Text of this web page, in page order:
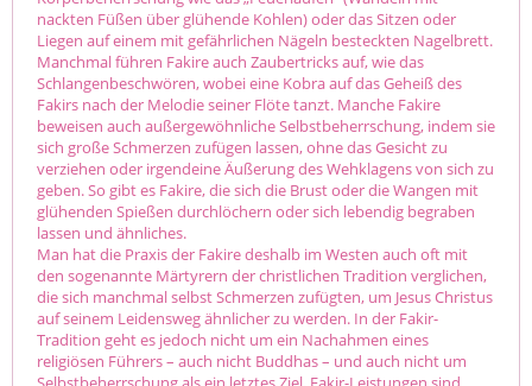
nackten Füßen über glühende Kohlen) oder das Sitzen oder
Liegen auf einem mit gefährlichen Nägeln besteckten Nagelbrett.
Manchmal führen Fakire auch Zaubertricks auf, wie das
Schlangenbeschwören, wobei eine Kobra auf das Geheiß des
Fakirs nach der Melodie seiner Flöte tanzt. Manche Fakire
beweisen auch außergewöhnliche Selbstbeherrschung, indem sie
sich große Schmerzen zufügen lassen, ohne das Gesicht zu
verziehen oder irgendeine Äußerung des Wehklagens von sich zu
geben. So gibt es Fakire, die sich die Brust oder die Wangen mit
glühenden Spießen durchlöchern oder sich lebendig begraben
lassen und ähnliches.
Man hat die Praxis der Fakire deshalb im Westen auch oft mit
den sogenannte Märtyrern der christlichen Tradition verglichen,
die sich manchmal selbst Schmerzen zufügten, um Jesus Christus
auf seinem Leidensweg ähnlicher zu werden. In der Fakir-
Tradition geht es jedoch nicht um ein Nachahmen eines
religiösen Führers – auch nicht Buddhas – und auch nicht um